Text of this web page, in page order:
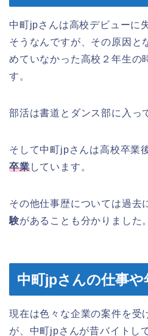
中町jpさんは高校デビューに
そうなんですが、その原因と
めていなかった高校２年生の
す。
部活は書道とダンス部に入っ
そして中町jpさんは高校卒業後
卒業しています。
その他仕事歴については過去
験があることも分かりました。
中町jpさんの仕事や
現在は色々な企業の案件を受
が、中町jpさんが昔バイトし